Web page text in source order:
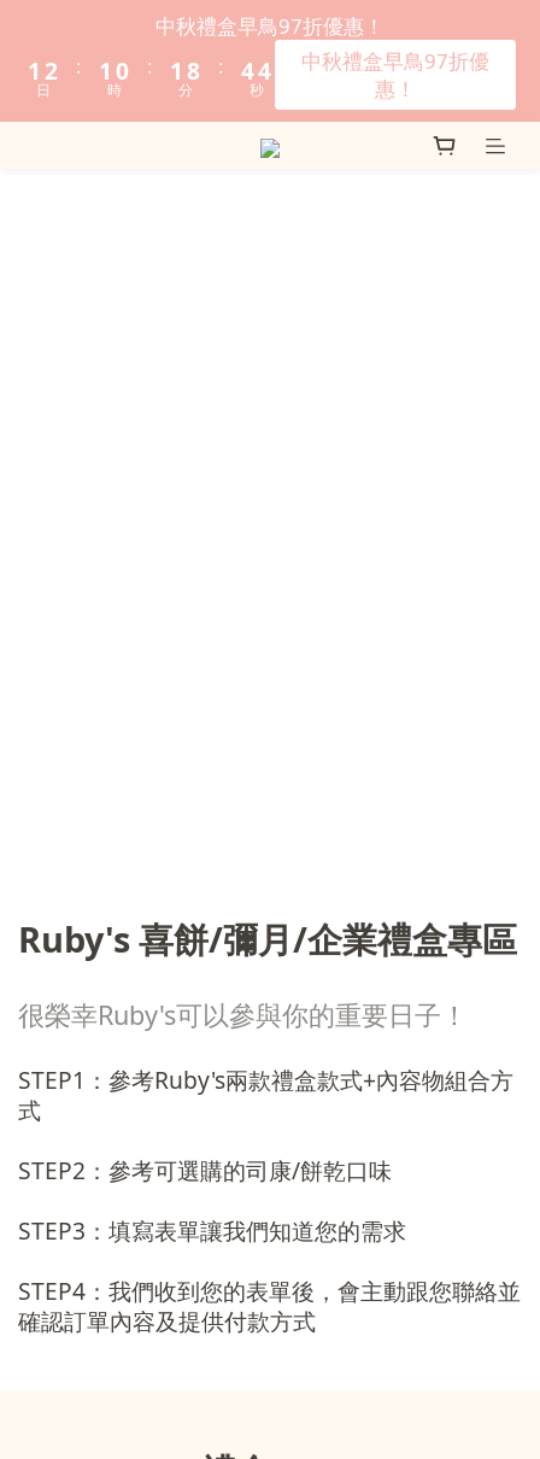
中秋禮盒早鳥97折優惠！
1
0
2
1
日
:
1
0
0
時
:
2
1
0
9
8
7
分
:
5
4
3
5
4
3
2
1
秒
中秋禮盒早鳥97折優
惠！
Ruby's 喜餅/彌月/企業禮盒專區
很榮幸Ruby's可以參與你的重要日子！
STEP1：參考Ruby's兩款禮盒款式+內容物組合方
式
STEP2：參考可選購的司康/餅乾口味
STEP3：填寫表單讓我們知道您的需求
STEP4：我們收到您的表單後，會主動跟您聯絡並
確認訂單內容及提供付款方式